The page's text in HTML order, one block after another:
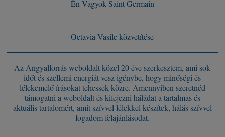
Én Vagyok Saint Germain
Octavia Vasile közvetítése
Az Angyalforrás weboldalt közel 20 éve szerkesztem, ami sok
időt és szellemi energiát vesz igénybe, hogy minőségi és
lélekemelő írásokat tehessek közre. Amennyiben szeretnéd
támogatni a weboldalt és kifejezni háládat a tartalmas és
aktuális tartalomért, amit szívvel lélekkel készítek, hálás szívvel
fogadom felajánlásodat.